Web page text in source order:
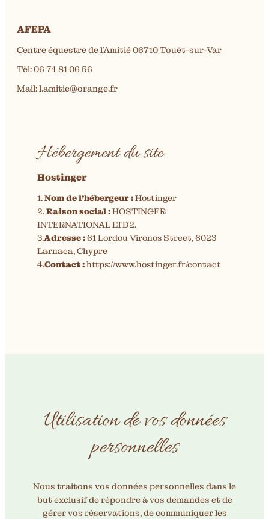
AFEPA
Centre équestre de l’Amitié 06710 Touët-sur-Var
Tèl: 06 74 81 06 56
Mail: l.amitie@orange.fr
Hébergement du site
Hostinger
1.Nom de l’hébergeur :Hostinger
2.Raison social :HOSTINGER
INTERNATIONAL LTD2.
3.Adresse :61 Lordou Vironos Street, 6023
Larnaca, Chypre
4.Contact :https://www.hostinger.fr/contact
Utilisation de vos données
personnelles
Nous traitons vos données personnelles dans le
but exclusif de répondre à vos demandes et de
gérer vos réservations, de communiquer les